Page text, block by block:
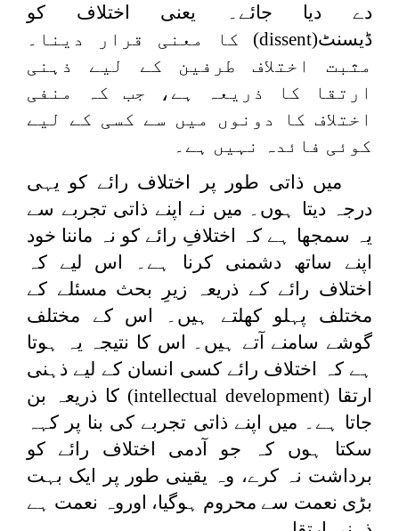
دے دیا جائے۔ یعنی اختلاف کو
ڈیسنٹ(dissent) کا معنی قرار دینا۔
مثبت اختلاف طرفین کے لیے ذہنی
ارتقا کا ذریعہ ہے، جب کہ منفی
اختلاف کا دونوں میں سے کسی کے لیے
کوئی فائدہ نہیں ہے۔
میں ذاتی طور پر اختلاف رائے کو یہی
درجہ دیتا ہوں۔ میں نے اپنے ذاتی تجربے سے
یہ سمجھا ہے کہ اختلافِ رائے کو نہ ماننا خود
اپنے ساتھ دشمنی کرنا ہے۔ اس لیے کہ
اختلاف رائے کے ذریعہ زیرِ بحث مسئلے کے
مختلف پہلو کھلتے ہیں۔ اس کے مختلف
گوشے سامنے آتے ہیں۔ اس کا نتیجہ یہ ہوتا
ہے کہ اختلاف رائے کسی انسان کے لیے ذہنی
ارتقا (intellectual development) کا ذریعہ بن
جاتا ہے۔ میں اپنے ذاتی تجربے کی بنا پر کہہ
سکتا ہوں کہ جو آدمی اختلاف رائے کو
برداشت نہ کرے، وہ یقینی طور پر ایک بہت
بڑی نعمت سے محروم ہوگیا، اوروہ نعمت ہے